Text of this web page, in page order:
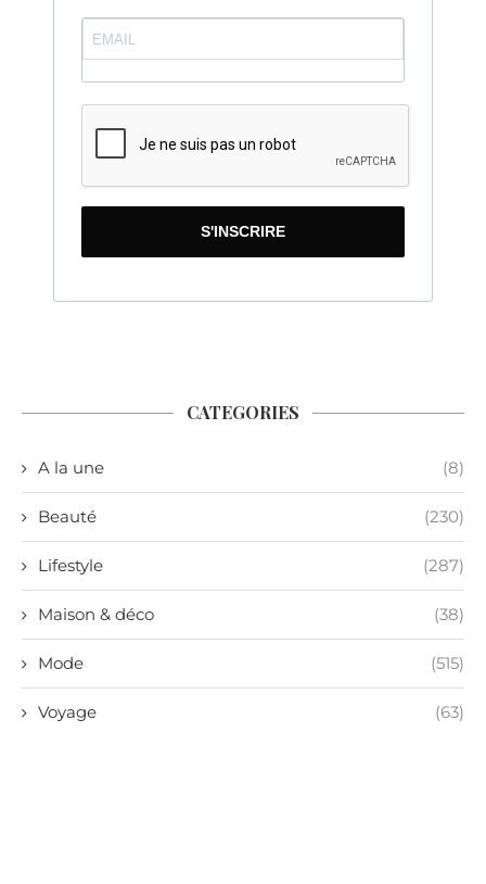
S'INSCRIRE
CATEGORIES
A la une (8)
Beauté (230)
Lifestyle (287)
Maison & déco (38)
Mode (515)
Voyage (63)